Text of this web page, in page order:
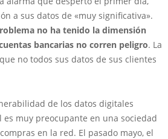
a sus datos de «muy significativa».
no ha tenido la dimensión
bancarias no corren peligro. La
no todos sus datos de sus clientes
de los datos digitales
es muy preocupante en una sociedad
en la red. El pasado mayo, el